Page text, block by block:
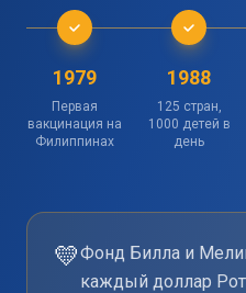
1979
Первая
вакцинация на
Филиппинах
1988
125 стран,
1000 детей в
день
💛Фонд Билла и
каждый доллар